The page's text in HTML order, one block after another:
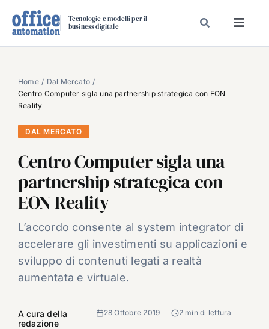
Tecnologie e modelli per il
business digitale
SPECIAL PAPER
TAVOLE ROTONDE DI REDAZIONE
DAL MERCATO
VIDEO
EVENTI
CHI SIAMO
Home
Dal Mercato
Centro Computer sigla una partnership strategica con EON
Reality
DAL MERCATO
Centro Computer sigla una
partnership strategica con
EON Reality
L’accordo consente al system integrator di
accelerare gli investimenti su applicazioni e
sviluppo di contenuti legati a realtà
aumentata e virtuale.
A cura della
redazione
28 Ottobre 2019 2 min di lettura